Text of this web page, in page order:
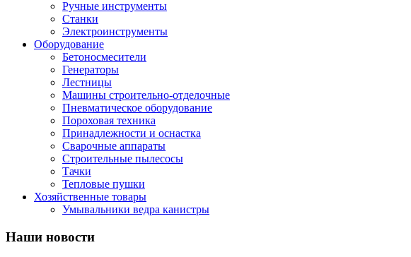
Ручные инструменты
Станки
Электроинструменты
Оборудование
Бетоносмесители
Генераторы
Лестницы
Машины строительно-отделочные
Пневматическое оборудование
Пороховая техника
Принадлежности и оснастка
Сварочные аппараты
Строительные пылесосы
Тачки
Тепловые пушки
Хозяйственные товары
Умывальники ведра канистры
Наши новости